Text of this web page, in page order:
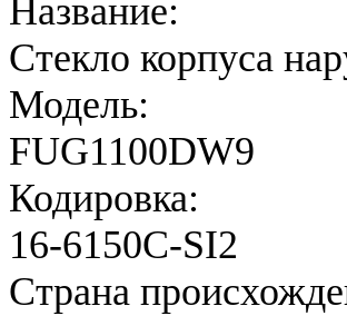
Название:
Стекло корпуса
Модель:
FUG1100DW9
Кодировка:
16-6150C-SI2
Страна